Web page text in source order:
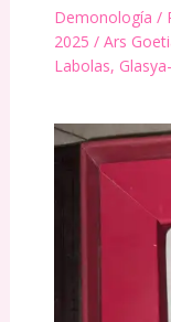
Demonología /
2025 / Ars
Labolas,